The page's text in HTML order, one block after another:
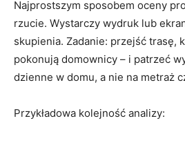
Najprostszym sposobem oceny
rzucie. Wystarczy wydruk lub
skupienia. Zadanie: przejść trasę,
pokonują domownicy – i patrzeć
dzienne w domu, a nie na metraż
Przykładowa kolejność analizy: